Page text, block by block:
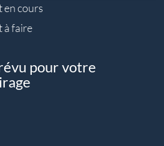
en cours
à faire
pour votre